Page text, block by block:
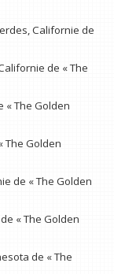
Californie de
de « The
« The Golden
The Golden
de « The Golden
« The Golden
de « The